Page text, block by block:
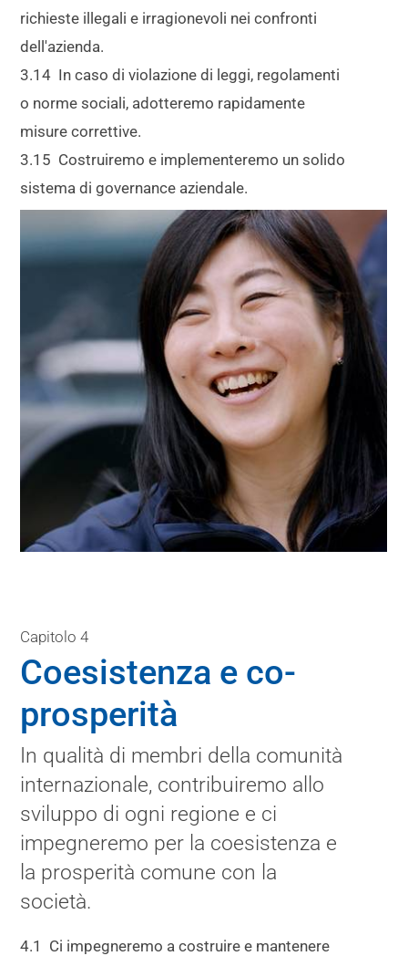
richieste illegali e irragionevoli nei confronti
dell'azienda.
3.14 In caso di violazione di leggi, regolamenti
o norme sociali, adotteremo rapidamente
misure correttive.
3.15 Costruiremo e implementeremo un solido
sistema di governance aziendale.
Capitolo 4
Coesistenza e co-
prosperità
In qualità di membri della comunità
internazionale, contribuiremo allo
sviluppo di ogni regione e ci
impegneremo per la coesistenza e
la prosperità comune con la
società.
4.1 Ci impegneremo a costruire e mantenere